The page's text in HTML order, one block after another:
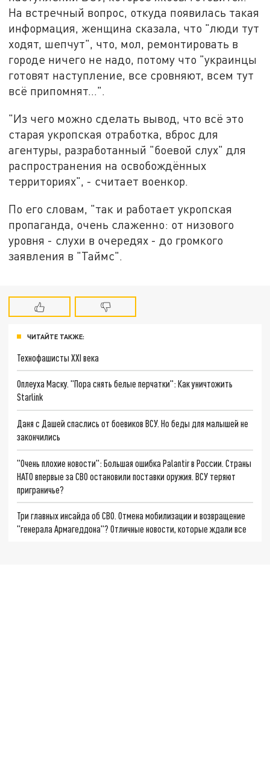
На встречный вопрос, откуда появилась такая
информация, женщина сказала, что "люди тут
ходят, шепчут", что, мол, ремонтировать в
городе ничего не надо, потому что "украинцы
готовят наступление, все сровняют, всем тут
всё припомнят…".
"Из чего можно сделать вывод, что всё это
старая укропская отработка, вброс для
агентуры, разработанный "боевой слух" для
распространения на освобождённых
территориях", - считает военкор.
По его словам, "так и работает укропская
пропаганда, очень слаженно: от низового
уровня - слухи в очередях - до громкого
заявления в "Таймс".
ЧИТАЙТЕ ТАКЖЕ:
Технофашисты XXI века
Оплеуха Маску. "Пора снять белые перчатки": Как уничтожить
Starlink
Даня с Дашей спаслись от боевиков ВСУ. Но беды для малышей не
закончились
"Очень плохие новости": Большая ошибка Palantir в России. Страны
НАТО впервые за СВО остановили поставки оружия. ВСУ теряют
приграничье?
Три главных инсайда об СВО. Отмена мобилизации и возвращение
"генерала Армагеддона"? Отличные новости, которые ждали все